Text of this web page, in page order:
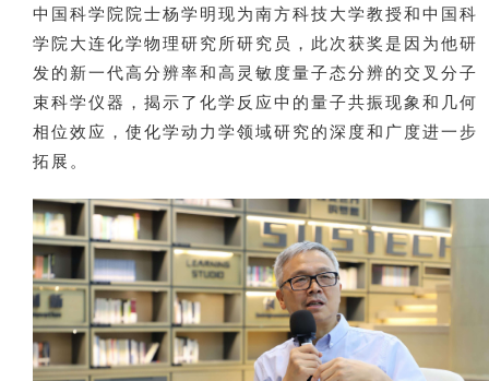
中国科学院院士杨学明现为南方科技大学教授和中国科
学院大连化学物理研究所研究员，此次获奖是因为他研
发的新一代高分辨率和高灵敏度量子态分辨的交叉分子
束科学仪器，揭示了化学反应中的量子共振现象和几何
相位效应，使化学动力学领域研究的深度和广度进一步
拓展。